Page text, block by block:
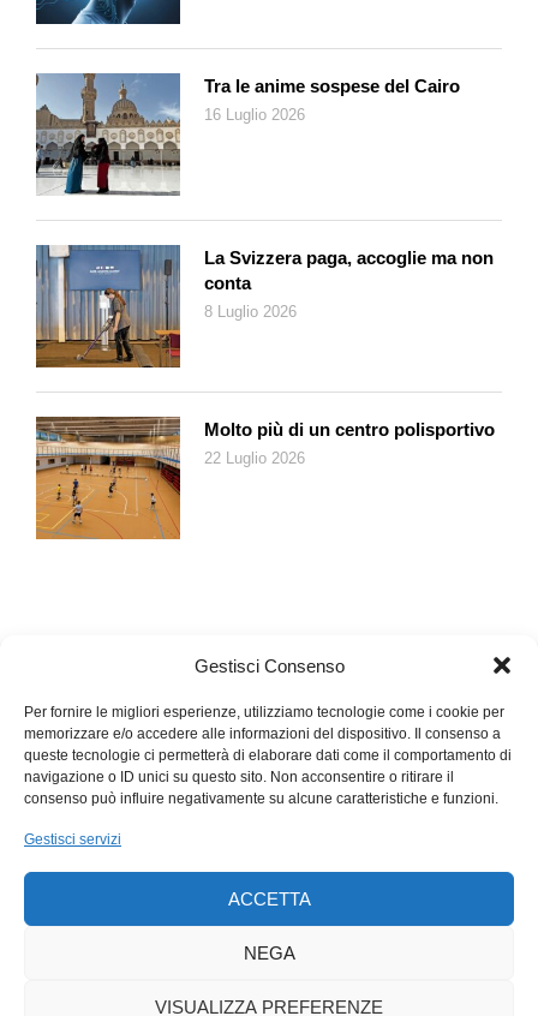
Gestisci Consenso
Per fornire le migliori esperienze, utilizziamo tecnologie come i cookie per
memorizzare e/o accedere alle informazioni del dispositivo. Il consenso a
queste tecnologie ci permetterà di elaborare dati come il comportamento di
navigazione o ID unici su questo sito. Non acconsentire o ritirare il
consenso può influire negativamente su alcune caratteristiche e funzioni.
Gestisci servizi
ACCETTA
NEGA
VISUALIZZA PREFERENZE
Tra le anime sospese del Cairo
16 Luglio 2026
La Svizzera paga, accoglie ma non
conta
8 Luglio 2026
Molto più di un centro polisportivo
22 Luglio 2026